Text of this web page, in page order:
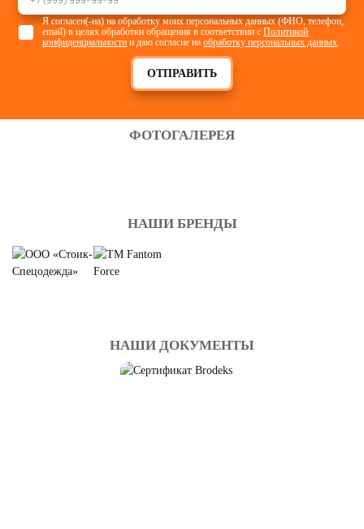
ОТПРАВИТЬ
Я согласен(-на) на обработку моих персональных данных (ФИО, телефон,
email) в целях обработки обращения в соответствии сПолитикой
конфиденциальности и даю согласие наобработку персональных данных.
ФОТОГАЛЕРЕЯ
НАШИ БРЕНДЫ
НАШИ ДОКУМЕНТЫ